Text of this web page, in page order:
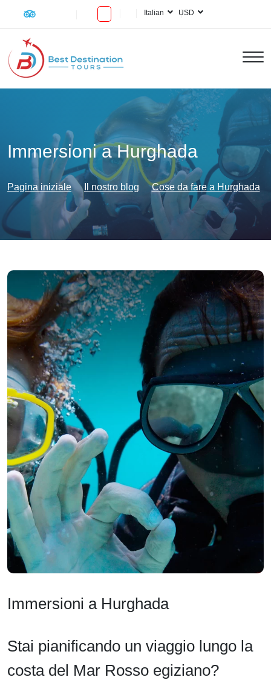
Italian USD
Immersioni a Hurghada
Pagina iniziale Il nostro blog Cose da fare a Hurghada
Immersioni a Hurghada
Stai pianificando un viaggio lungo la
costa del Mar Rosso egiziano?